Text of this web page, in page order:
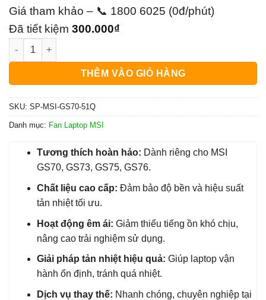
gốc
là:
hiện
tại
300.000₫.
Giá tham khảo – 📞 1800 6025 (0đ/phút)
Đã tiết kiệm 300.000₫
Quạt Laptop MSI GS70, GS73, GS75, GS76 - Thay Nhanh | Giá
THÊM VÀO GIỎ HÀNG
SKU: SP-MSI-GS70-51Q
Danh mục: Fan Laptop MSI
Tương thích hoàn hảo: Dành riêng cho MSI
GS70, GS73, GS75, GS76.
Chất liệu cao cấp: Đảm bảo độ bền và hiệu suất
tản nhiệt tối ưu.
Hoạt động êm ái: Giảm thiểu tiếng ồn khó chịu,
nâng cao trải nghiệm sử dụng.
Giải pháp tản nhiệt hiệu quả: Giúp laptop vận
hành ổn định, tránh quá nhiệt.
Dịch vụ thay thế: Nhanh chóng, chuyên nghiệp tại